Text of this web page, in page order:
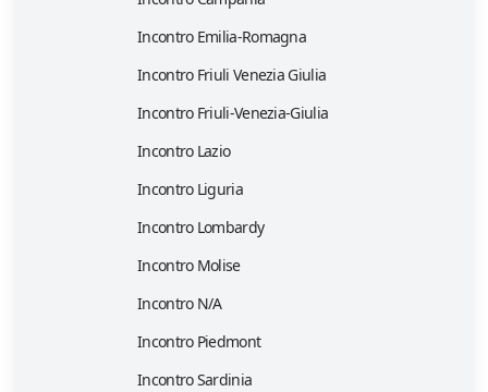
Incontro Emilia-Romagna
Incontro Friuli Venezia Giulia
Incontro Friuli-Venezia-Giulia
Incontro Lazio
Incontro Liguria
Incontro Lombardy
Incontro Molise
Incontro N/A
Incontro Piedmont
Incontro Sardinia